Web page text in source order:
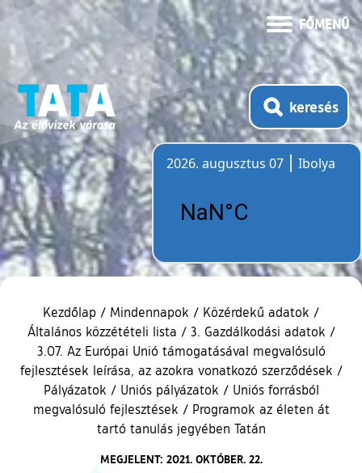
FŐMENÜ
keresés
2026. augusztus 07
Ibolya
Kezdőlap / Mindennapok / Közérdekű adatok /
Általános közzétételi lista / 3. Gazdálkodási adatok /
3.07. Az Európai Unió támogatásával megvalósuló
fejlesztések leírása, az azokra vonatkozó szerződések /
Pályázatok / Uniós pályázatok / Uniós forrásból
megvalósuló fejlesztések / Programok az életen át
tartó tanulás jegyében Tatán
MEGJELENT: 2021. OKTÓBER. 22.